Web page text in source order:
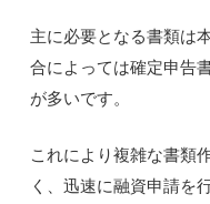
主に必要となる書類は
合によっては確定申告
が多いです。
これにより複雑な書類
く、迅速に融資申請を